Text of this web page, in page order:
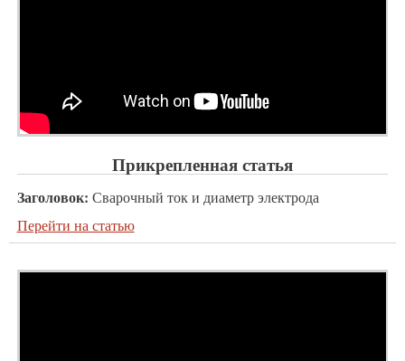
Прикрепленная статья
Заголовок: Сварочный ток и диаметр электрода
Перейти на статью